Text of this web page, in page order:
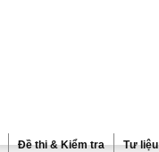
Đề thi & Kiểm tra Tư liệu